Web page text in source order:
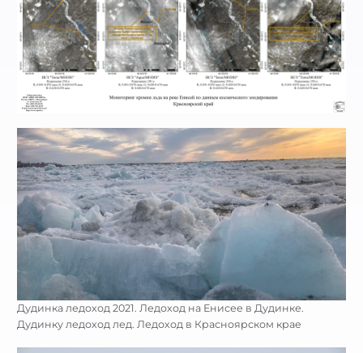
Дудинка ледоход 2021. Ледоход на Енисее в Дудинке.
Дудинку ледоход лед. Ледоход в Красноярском крае